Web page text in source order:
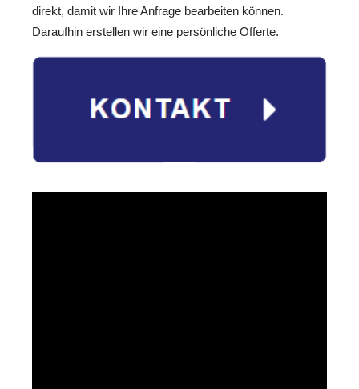
direkt, damit wir Ihre Anfrage bearbeiten können.
Daraufhin erstellen wir eine persönliche Offerte.